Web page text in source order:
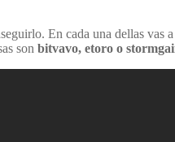
En cada una dellas vas
son bitvavo, etoro o